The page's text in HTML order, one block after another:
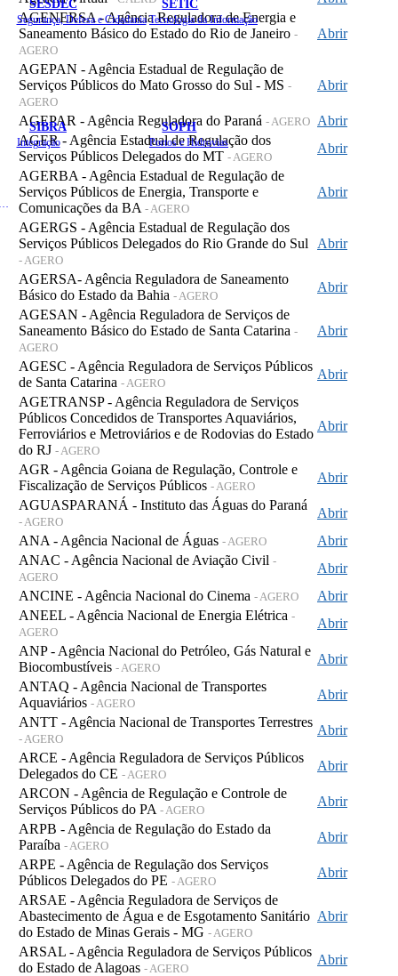
SESDEC
Segurança, Defesa e Cidadania
SETIC
Tecnologia da Informação
SIBRA
Integração
SOPH
Portos e Hidrovias
AGENERSA - Agência Reguladora de Energia e
Saneamento Básico do Estado do Rio de Janeiro -
AGERO
Abrir
AGEPAN - Agência Estadual de Regulação de
Serviços Públicos do Mato Grosso do Sul - MS -
AGERO
Abrir
AGEPAR - Agência Reguladora do Paraná - AGERO Abrir
AGER - Agência Estadual de Regulação dos
Serviços Públicos Delegados do MT - AGERO
Abrir
AGERBA - Agência Estadual de Regulação de
Serviços Públicos de Energia, Transporte e
Comunicações da BA - AGERO
Abrir
AGERGS - Agência Estadual de Regulação dos
Serviços Públicos Delegados do Rio Grande do Sul
- AGERO
Abrir
AGERSA- Agência Reguladora de Saneamento
Básico do Estado da Bahia - AGERO
Abrir
AGESAN - Agência Reguladora de Serviços de
Saneamento Básico do Estado de Santa Catarina -
AGERO
Abrir
AGESC - Agência Reguladora de Serviços Públicos
de Santa Catarina - AGERO
Abrir
AGETRANSP - Agência Reguladora de Serviços
Públicos Concedidos de Transportes Aquaviários,
Ferroviários e Metroviários e de Rodovias do Estado
do RJ - AGERO
Abrir
AGR - Agência Goiana de Regulação, Controle e
Fiscalização de Serviços Públicos - AGERO
Abrir
AGUASPARANÁ - Instituto das Águas do Paraná
- AGERO
Abrir
ANA - Agência Nacional de Águas - AGERO
Abrir
ANAC - Agência Nacional de Aviação Civil -
AGERO
Abrir
ANCINE - Agência Nacional do Cinema - AGERO
Abrir
ANEEL - Agência Nacional de Energia Elétrica -
AGERO
Abrir
ANP - Agência Nacional do Petróleo, Gás Natural e
Biocombustíveis - AGERO
Abrir
ANTAQ - Agência Nacional de Transportes
Aquaviários - AGERO
Abrir
ANTT - Agência Nacional de Transportes Terrestres
- AGERO
Abrir
ARCE - Agência Reguladora de Serviços Públicos
Delegados do CE - AGERO
Abrir
ARCON - Agência de Regulação e Controle de
Serviços Públicos do PA - AGERO
Abrir
ARPB - Agência de Regulação do Estado da
Paraíba - AGERO
Abrir
ARPE - Agência de Regulação dos Serviços
Públicos Delegados do PE - AGERO
Abrir
ARSAE - Agência Reguladora de Serviços de
Abastecimento de Água e de Esgotamento Sanitário
do Estado de Minas Gerais - MG - AGERO
Abrir
ARSAL - Agência Reguladora de Serviços Públicos
do Estado de Alagoas - AGERO
Abrir